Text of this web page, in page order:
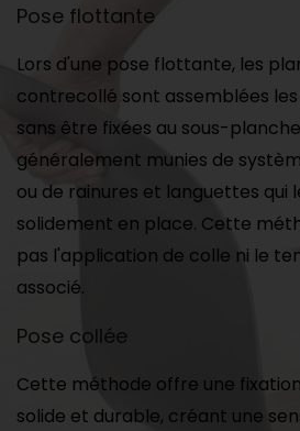
Pose flottante
Lors d'une pose flottante, les
contrecollé sont assemblées
sans être fixées au sous-
généralement munies de
ou de rainures et languettes qui
solidement en place. Cette
pas l'application de colle ni le
associé.
Pose collée
Cette méthode offre une
solide et durable, créant une